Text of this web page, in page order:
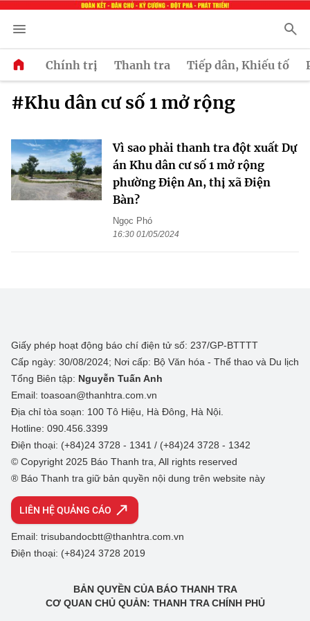
Chính trị Thanh tra Tiếp dân, Khiếu tố
#Khu dân cư số 1 mở rộng
Vì sao phải thanh tra đột xuất Dự
án Khu dân cư số 1 mở rộng
phường Điện An, thị xã Điện
Bàn?
Ngọc Phó
16:30 01/05/2024
Giấy phép hoạt động báo chí điện tử số: 237/GP-BTTTT
Cấp ngày: 30/08/2024; Nơi cấp: Bộ Văn hóa - Thể thao và Du lịch
Tổng Biên tập: Nguyễn Tuấn Anh
Email: toasoan@thanhtra.com.vn
Địa chỉ tòa soạn: 100 Tô Hiệu, Hà Đông, Hà Nội.
Hotline: 090.456.3399
Điện thoại: (+84)24 3728 - 1341 / (+84)24 3728 - 1342
© Copyright 2025 Báo Thanh tra, All rights reserved
® Báo Thanh tra giữ bản quyền nội dung trên website này
LIÊN HỆ QUẢNG CÁO
Email: trisubandocbtt@thanhtra.com.vn
Điện thoại: (+84)24 3728 2019
BẢN QUYỀN CỦA BÁO THANH TRA
CƠ QUAN CHỦ QUẢN: THANH TRA CHÍNH PHỦ